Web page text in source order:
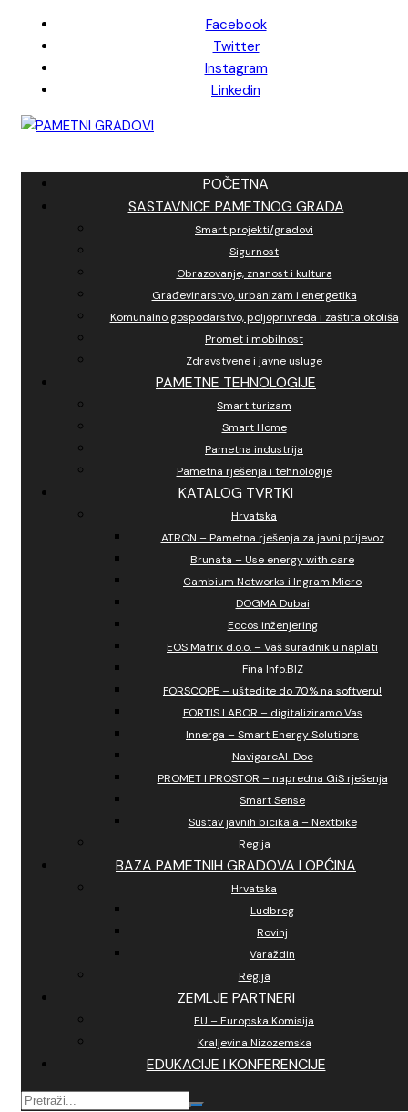
content
Facebook
Twitter
Instagram
Linkedin
POČETNA
SASTAVNICE PAMETNOG GRADA
Smart projekti/gradovi
Sigurnost
Obrazovanje, znanost i kultura
Građevinarstvo, urbanizam i energetika
Komunalno gospodarstvo, poljoprivreda i zaštita okoliša
Promet i mobilnost
Zdravstvene i javne usluge
PAMETNE TEHNOLOGIJE
Smart turizam
Smart Home
Pametna industrija
Pametna rješenja i tehnologije
KATALOG TVRTKI
Hrvatska
ATRON – Pametna rješenja za javni prijevoz
Brunata – Use energy with care
Cambium Networks i Ingram Micro
DOGMA Dubai
Eccos inženjering
EOS Matrix d.o.o. – Vaš suradnik u naplati
Fina Info.BIZ
FORSCOPE – uštedite do 70% na softveru!
FORTIS LABOR – digitaliziramo Vas
Innerga – Smart Energy Solutions
NavigareAI-Doc
PROMET I PROSTOR – napredna GiS rješenja
Smart Sense
Sustav javnih bicikala – Nextbike
Regija
BAZA PAMETNIH GRADOVA I OPĆINA
Hrvatska
Ludbreg
Rovinj
Varaždin
Regija
ZEMLJE PARTNERI
EU – Europska Komisija
Kraljevina Nizozemska
EDUKACIJE I KONFERENCIJE